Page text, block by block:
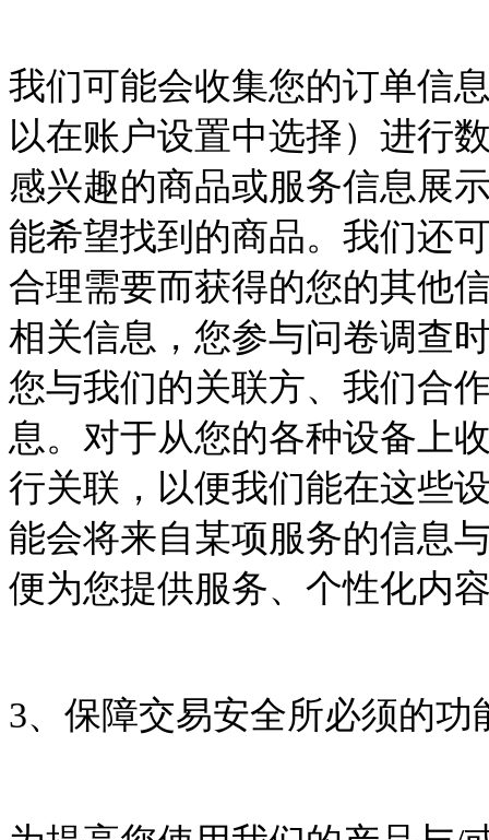
我们可能会收集您的订单信
以在账户设置中选择）进行
感兴趣的商品或服务信息展
能希望找到的商品。我们还
合理需要而获得的您的其他
相关信息，您参与问卷调查
您与我们的关联方、我们合
息。对于从您的各种设备上
行关联，以便我们能在这些
能会将来自某项服务的信息
便为您提供服务、个性化内
3、保障交易安全所必须的功